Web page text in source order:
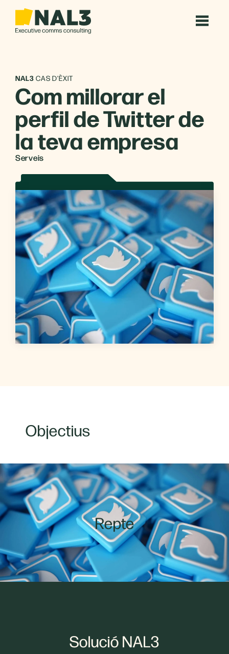
NAL3 CAS D'ÈXIT
Com millorar el
perfil de Twitter de
la teva empresa
Serveis
Objectius
Repte
Solució NAL3